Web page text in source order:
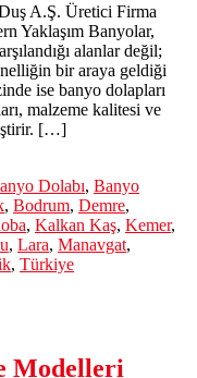
A.Ş. Üretici Firma
Yaklaşım Banyolar,
alanlar değil;
bir araya geldiği
ise banyo dolapları
malzeme kalitesi ve
[…]
Dolabı, Banyo
, Bodrum, Demre,
, Kalkan Kaş, Kemer,
, Lara, Manavgat,
, Türkiye
Modelleri